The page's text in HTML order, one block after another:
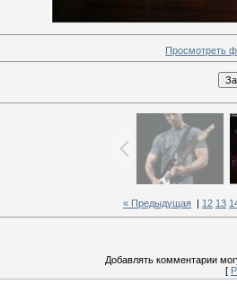
Просмотреть
« Предыдущая 12 13
Добавлять комментарии
[